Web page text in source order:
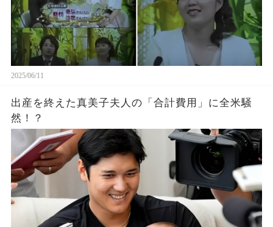
2025/06/11
出産を終えた真美子夫人の「合計費用」に全米騒
然！？